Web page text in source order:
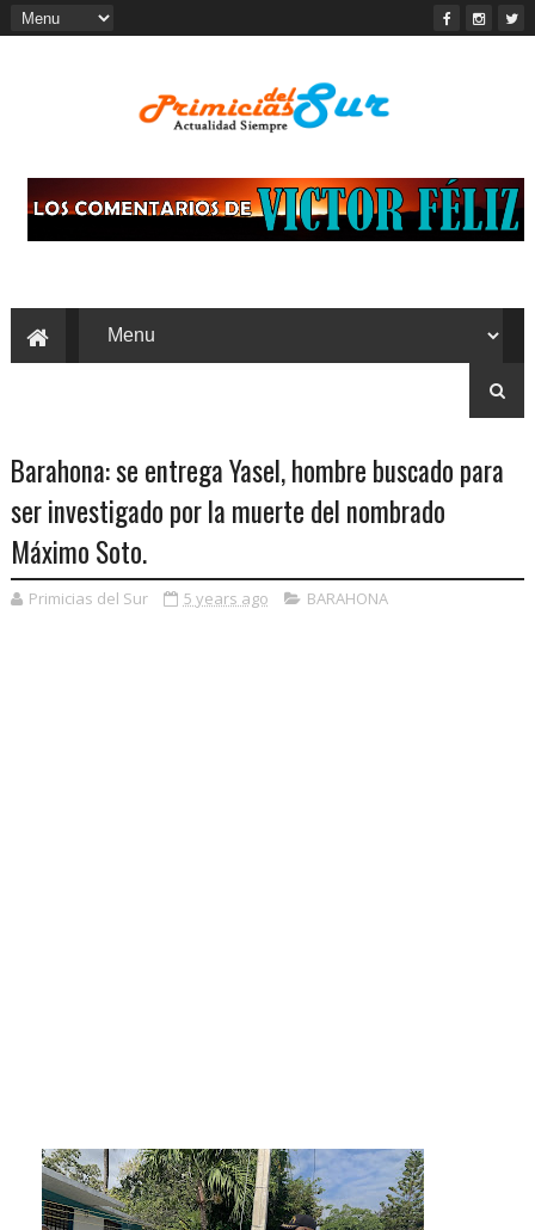
Barahona: se entrega Yasel, hombre buscado para
ser investigado por la muerte del nombrado
Máximo Soto.
Primicias del Sur 5 years ago BARAHONA